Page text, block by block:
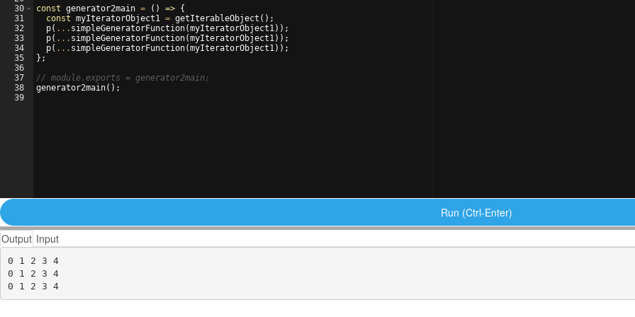
30
31
32
33
34
35
36
37
38
39
const generator2main = ( ) => {
const myIteratorObject1 = getIterableObject ( ) ;
p( ... simpleGeneratorFunction(myIteratorObject1)) ;
p( ... simpleGeneratorFunction(myIteratorObject1)) ;
p( ... simpleGeneratorFunction(myIteratorObject1)) ;
} ;
// module.exports = generator2main;
generator2main( ) ;
Run (Ctrl-Enter)
Output Input
0 1 2 3 4
0 1 2 3 4
0 1 2 3 4